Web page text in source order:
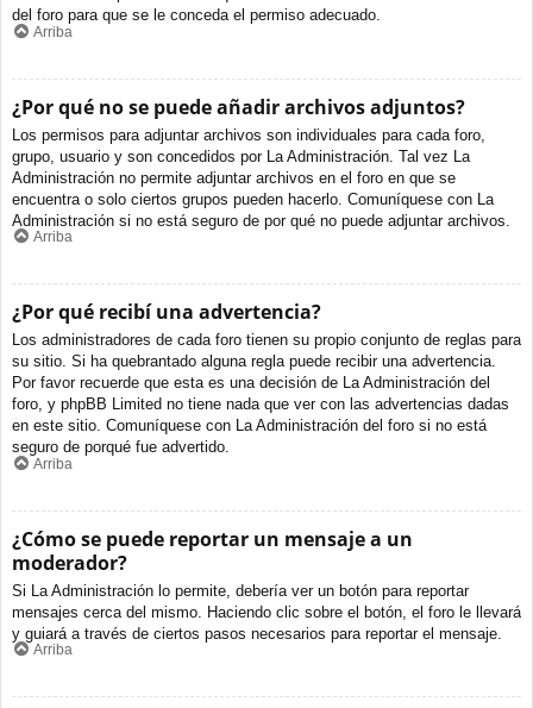
del foro para que se le conceda el permiso adecuado.
Arriba
¿Por qué no se puede añadir archivos adjuntos?
Los permisos para adjuntar archivos son individuales para cada foro,
grupo, usuario y son concedidos por La Administración. Tal vez La
Administración no permite adjuntar archivos en el foro en que se
encuentra o solo ciertos grupos pueden hacerlo. Comuníquese con La
Administración si no está seguro de por qué no puede adjuntar archivos.
Arriba
¿Por qué recibí una advertencia?
Los administradores de cada foro tienen su propio conjunto de reglas para
su sitio. Si ha quebrantado alguna regla puede recibir una advertencia.
Por favor recuerde que esta es una decisión de La Administración del
foro, y phpBB Limited no tiene nada que ver con las advertencias dadas
en este sitio. Comuníquese con La Administración del foro si no está
seguro de porqué fue advertido.
Arriba
¿Cómo se puede reportar un mensaje a un
moderador?
Si La Administración lo permite, debería ver un botón para reportar
mensajes cerca del mismo. Haciendo clic sobre el botón, el foro le llevará
y guiará a través de ciertos pasos necesarios para reportar el mensaje.
Arriba